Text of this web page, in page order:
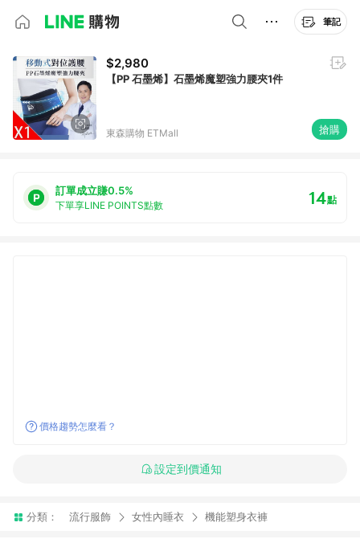
筆記
$2,980
【PP 石墨烯】石墨烯魔塑強力腰夾1件
東森購物 ETMall 搶購
訂單成立賺0.5%
下單享LINE POINTS點數 14點
價格趨勢怎麼看？
設定到價通知
分類： 流行服飾 女性內睡衣 機能塑身衣褲